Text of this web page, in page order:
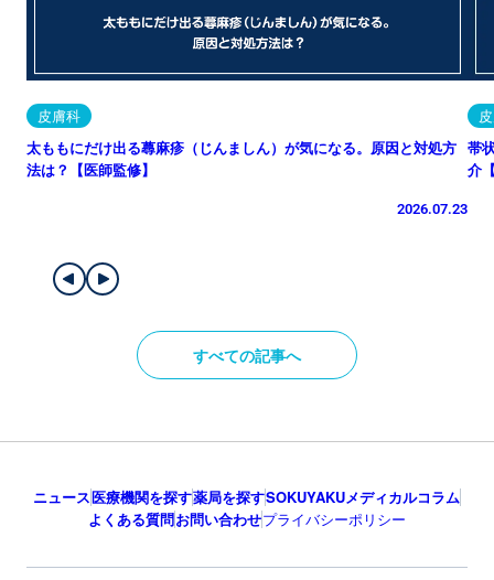
皮膚科
太ももにだけ出る蕁麻疹（じんましん）が気になる。原因と対処方
法は？【医師監修】
2026.07.23
帯
介
すべての記事へ
ニュース医療機関を探す薬局を探すSOKUYAKUメディカルコラム
よくある質問お問い合わせプライバシーポリシー